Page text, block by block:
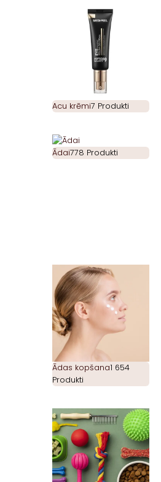
Acu krēmi7 Produkti
Ādai778 Produkti
Ādas kopšana1 654
Produkti